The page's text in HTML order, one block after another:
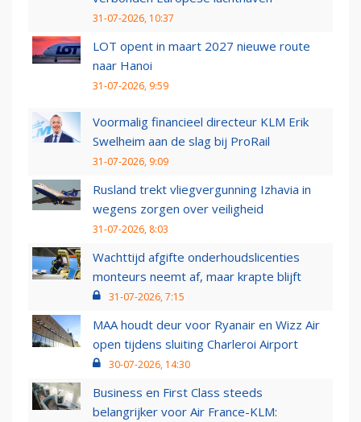
31-07-2026, 10:37
LOT opent in maart 2027 nieuwe route
naar Hanoi
31-07-2026, 9:59
Voormalig financieel directeur KLM Erik
Swelheim aan de slag bij ProRail
31-07-2026, 9:09
Rusland trekt vliegvergunning Izhavia in
wegens zorgen over veiligheid
31-07-2026, 8:03
Wachttijd afgifte onderhoudslicenties
monteurs neemt af, maar krapte blijft
31-07-2026, 7:15
MAA houdt deur voor Ryanair en Wizz Air
open tijdens sluiting Charleroi Airport
30-07-2026, 14:30
Business en First Class steeds
belangrijker voor Air France-KLM: